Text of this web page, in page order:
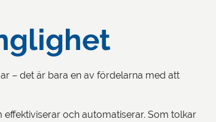
– det är bara en av fördelarna med att
effektiviserar och automatiserar. Som tolkar